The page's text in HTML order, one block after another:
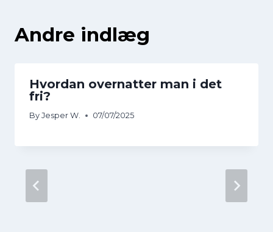
Andre indlæg
Hvordan overnatter man i det
fri?
By Jesper W. 07/07/2025